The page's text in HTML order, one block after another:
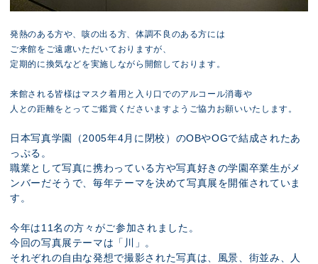
発熱のある方や、咳の出る方、体調不良のある方には
ご来館をご遠慮いただいておりますが、
定期的に換気などを実施しながら開館しております。
来館される皆様はマスク着用と入り口でのアルコール消毒や
人との距離をとってご鑑賞くださいますようご協力お願いいたします。
日本写真学園（2005年4月に閉校）のOBやOGで結成されたあ
っぷる。
職業として写真に携わっている方や写真好きの学園卒業生がメ
ンバーだそうで、毎年テーマを決めて写真展を開催されていま
す。
今年は11名の方々がご参加されました。
今回の写真展テーマは「川」。
それぞれの自由な発想で撮影された写真は、風景、街並み、人